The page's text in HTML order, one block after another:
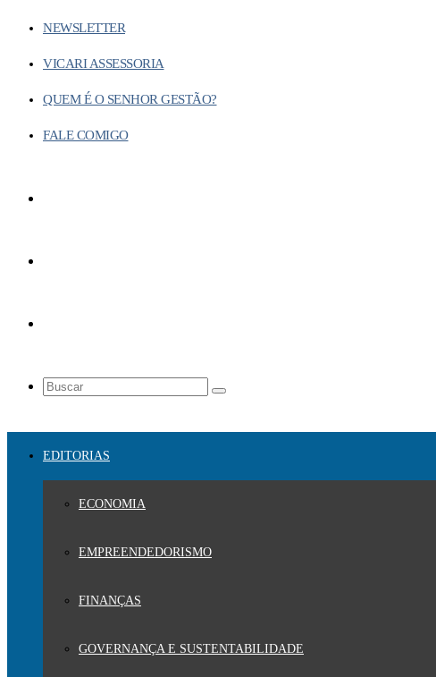
NEWSLETTER
VICARI ASSESSORIA
QUEM É O SENHOR GESTÃO?
FALE COMIGO
EDITORIAS
ECONOMIA
EMPREENDEDORISMO
FINANÇAS
GOVERNANÇA E SUSTENTABILIDADE